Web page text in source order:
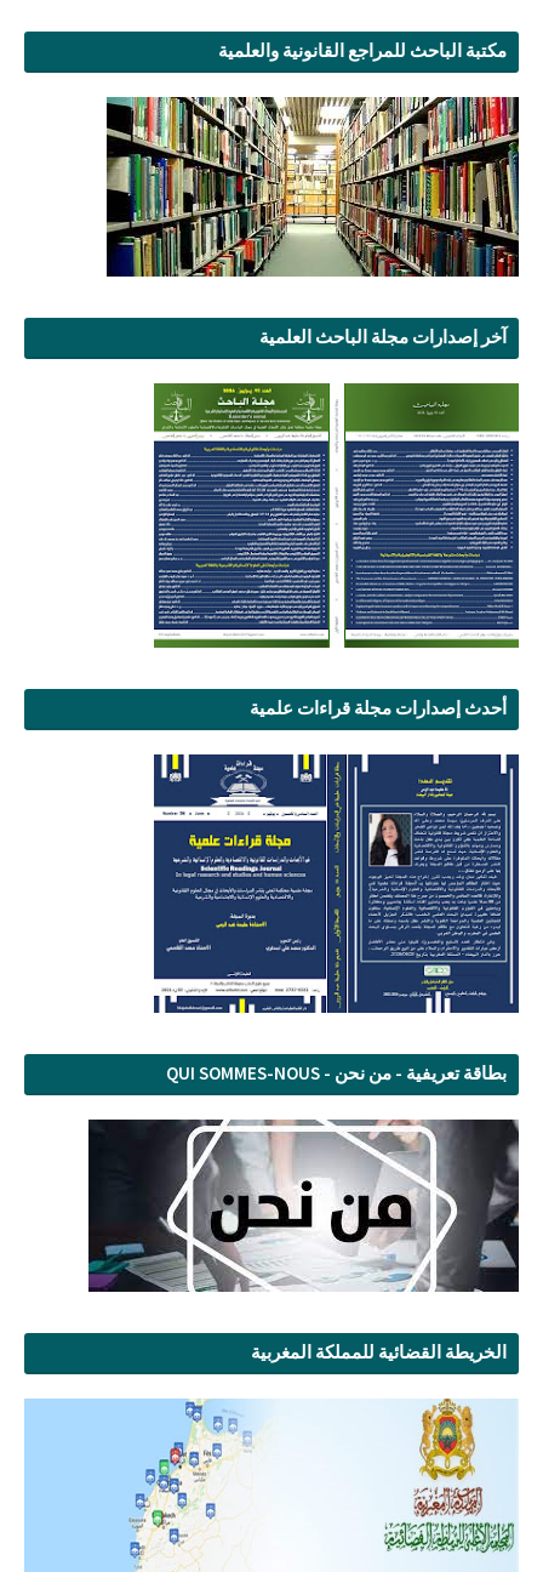
مكتبة الباحث للمراجع القانونية والعلمية
آخر إصدارات مجلة الباحث العلمية
أحدث إصدارات مجلة قراءات علمية
بطاقة تعريفية - من نحن - QUI SOMMES-NOUS
الخريطة القضائية للمملكة المغربية